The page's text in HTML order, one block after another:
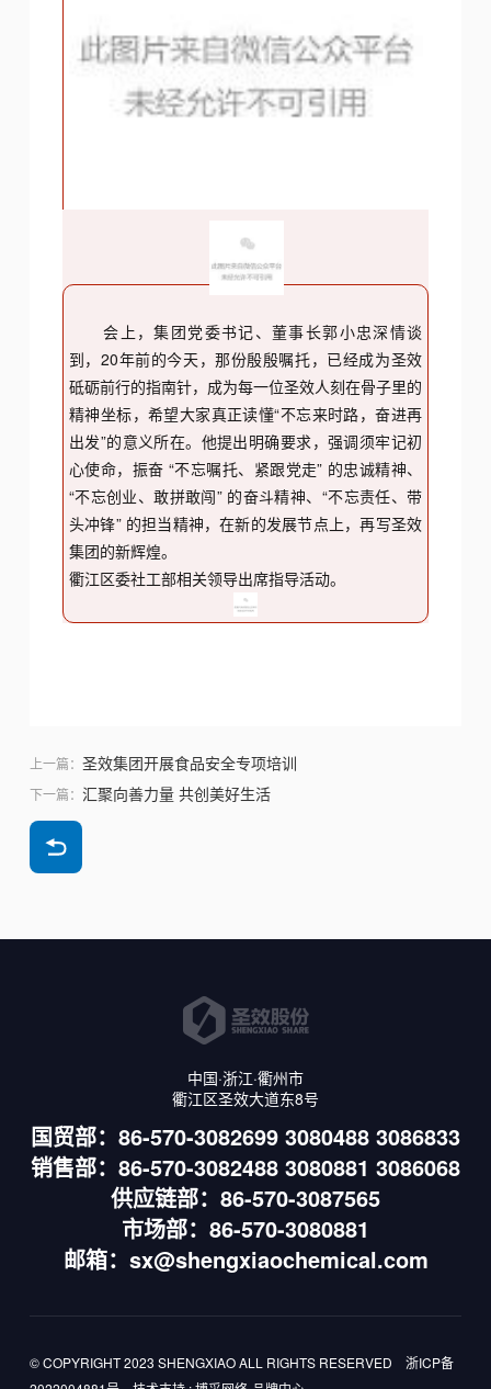
会上，集团党委书记、董事长郭小忠深情谈
到，20年前的今天，那份殷殷嘱托，已经成为圣效
砥砺前行的指南针，成为每一位圣效人刻在骨子里的
精神坐标，希望大家真正读懂“不忘来时路，奋进再
出发”的意义所在。他提出明确要求，强调须牢记初
心使命，振奋 “不忘嘱托、紧跟党走” 的忠诚精神、
“不忘创业、敢拼敢闯” 的奋斗精神、“不忘责任、带
头冲锋” 的担当精神，在新的发展节点上，再写圣效
集团的新辉煌。
衢江区委社工部相关领导出席指导活动。
上一篇： 圣效集团开展食品安全专项培训
下一篇： 汇聚向善力量 共创美好生活
中国·浙江·衢州市
衢江区圣效大道东8号
国贸部：86-570-3082699 3080488 3086833
销售部：86-570-3082488 3080881 3086068
供应链部：86-570-3087565
市场部：86-570-3080881
邮箱：sx@shengxiaochemical.com
© COPYRIGHT 2023 SHENGXIAO ALL RIGHTS RESERVED 浙ICP备